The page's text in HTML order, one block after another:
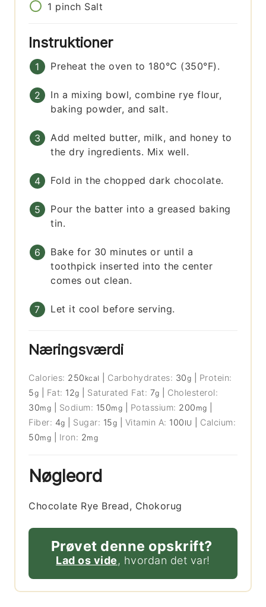
1 pinch Salt
Instruktioner
Preheat the oven to 180°C (350°F).
In a mixing bowl, combine rye flour,
baking powder, and salt.
Add melted butter, milk, and honey to
the dry ingredients. Mix well.
Fold in the chopped dark chocolate.
Pour the batter into a greased baking
tin.
Bake for 30 minutes or until a
toothpick inserted into the center
comes out clean.
Let it cool before serving.
Næringsværdi
Calories: 250 kcal Carbohydrates: 30g
Protein:
5g Fat: 12g Saturated Fat: 7g
Cholesterol:
30mg Sodium: 150mg Potassium: 200 mg
Fiber: 4g Sugar: 15g Vitamin A: 100 IU
Calcium:
50mg Iron: 2mg
Nøgleord
Chocolate Rye Bread, Chokorug
Prøvet denne opskrift?
Lad os vide, hvordan det var!